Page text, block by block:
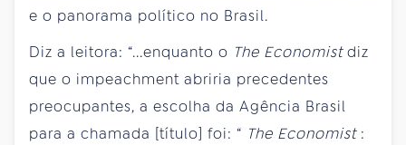
e o panorama político no Brasil.
Diz a leitora: “...enquanto o The Economistdiz
que o impeachment abriria precedentes
preocupantes, a escolha da Agência Brasil
para a chamada [título] foi: “ The Economist :